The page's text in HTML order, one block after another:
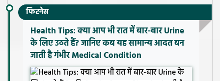
फिटनेस
Health Tips: क्या आप भी रात में बार-बार Urine
के लिए उठते हैं? जानिए कब यह सामान्य आदत बन
जाती है गंभीर Medical Condition